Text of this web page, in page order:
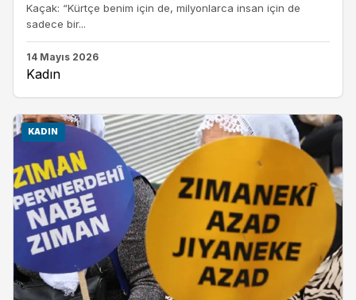
Kaçak: “Kürtçe benim için de, milyonlarca insan için de
sadece bir...
14 Mayıs 2026
Kadın
KADIN